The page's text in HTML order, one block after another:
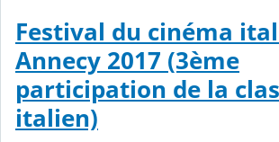
Festival du cinéma
Annecy 2017 (3ème
participation de la
italien)